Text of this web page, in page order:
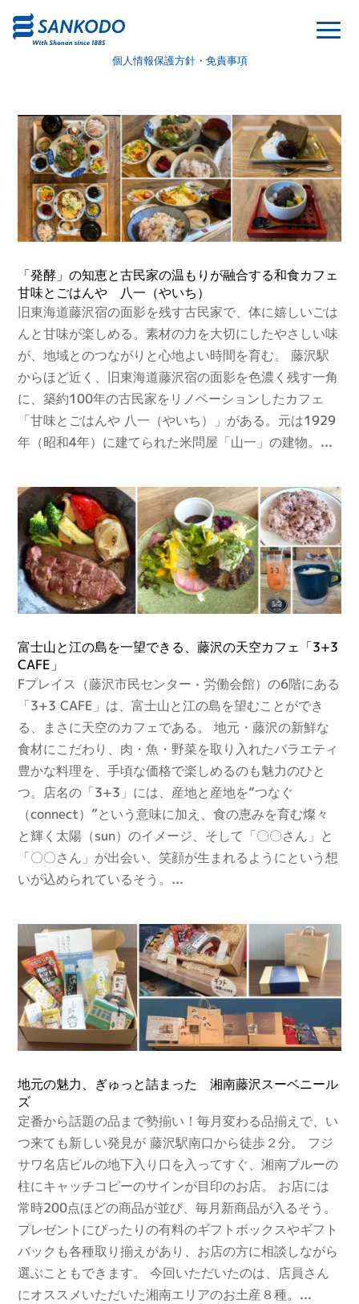
個人情報保護方針・免責事項
「発酵」の知恵と古民家の温もりが融合する和食カフェ
甘味とごはんや 八一（やいち）
旧東海道藤沢宿の面影を残す古民家で、体に嬉しいごは
んと甘味が楽しめる。素材の力を大切にしたやさしい味
が、地域とのつながりと心地よい時間を育む。 藤沢駅
からほど近く、旧東海道藤沢宿の面影を色濃く残す一角
に、築約100年の古民家をリノベーションしたカフェ
「甘味とごはんや 八一（やいち）」がある。元は1929
年（昭和4年）に建てられた米問屋「山一」の建物。...
富士山と江の島を一望できる、藤沢の天空カフェ「3+3
CAFE」
Fプレイス（藤沢市民センター · 労働会館）の6階にある
「3+3 CAFE」は、富士山と江の島を望むことができ
る、まさに天空のカフェである。 地元・藤沢の新鮮な
食材にこだわり、肉・魚・野菜を取り入れたバラエティ
豊かな料理を、手頃な価格で楽しめるのも魅力のひと
つ。店名の「3+3」には、産地と産地を“つなぐ
（connect）”という意味に加え、食の恵みを育む燦々
と輝く太陽（sun）のイメージ、そして「〇〇さん」と
「〇〇さん」が出会い、笑顔が生まれるようにという想
いが込められているそう。...
地元の魅力、ぎゅっと詰まった 湘南藤沢スーベニール
ズ
定番から話題の品まで勢揃い！毎月変わる品揃えで、い
つ来ても新しい発見が 藤沢駅南口から徒歩２分。 フジ
サワ名店ビルの地下入り口を入ってすぐ、湘南ブルーの
柱にキャッチコピーのサインが目印のお店。 お店には
常時200点ほどの商品が並び、毎月新商品が入るそう。
プレゼントにぴったりの有料のギフトボックスやギフト
バックも各種取り揃えがあり、お店の方に相談しながら
選ぶこともできます。 今回いただいたのは、店員さん
にオススメいただいた湘南エリアのお土産８種。...